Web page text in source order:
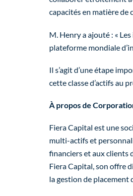
capacités en matière de
M. Henry a ajouté : «
plateforme mondiale
Il s’agit d’une étape
cette classe d’actifs au
À propos de
Fiera Capital est une
multi-actifs et
financiers et aux clients
Fiera Capital, son offre
la gestion de placement